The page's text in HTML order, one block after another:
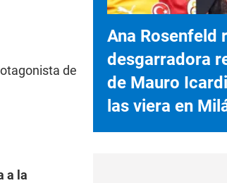
de
a la
Ana Rosenfeld
desgarradora
de Mauro
las viera en